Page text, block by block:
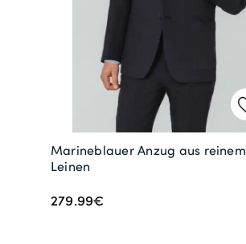
Marineblauer Anzug aus reinem
Leinen
279.99€